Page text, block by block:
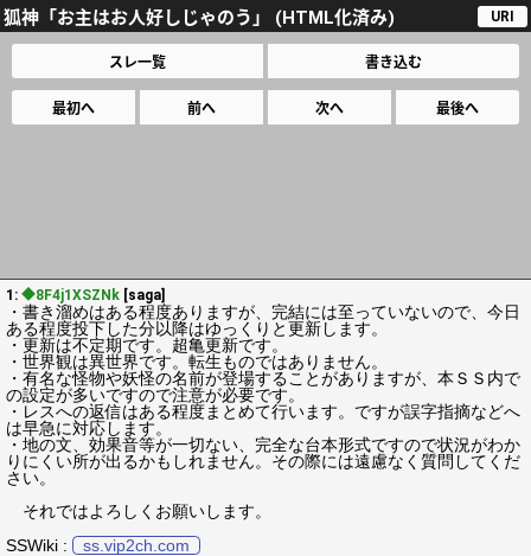
狐神「お主はお人好しじゃのう」 (HTML化済み) URI
スレ一覧 書き込む
最初へ 前へ 次へ 最後へ
1: ◆8F4j1XSZNk [saga]
・書き溜めはある程度ありますが、完結には至っていないので、今日
ある程度投下した分以降はゆっくりと更新します。
・更新は不定期です。超亀更新です。
・世界観は異世界です。転生ものではありません。
・有名な怪物や妖怪の名前が登場することがありますが、本ＳＳ内で
の設定が多いですので注意が必要です。
・レスへの返信はある程度まとめて行います。ですが誤字指摘などへ
は早急に対応します。
・地の文、効果音等が一切ない、完全な台本形式ですので状況がわか
りにくい所が出るかもしれません。その際には遠慮なく質問してくだ
さい。
それではよろしくお願いします。
SSWiki :
ss.vip2ch.com